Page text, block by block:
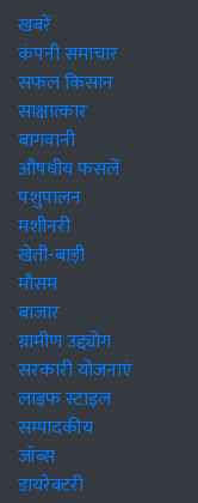
खबरें
कंपनी समाचार
सफल किसान
साक्षात्कार
बागवानी
औषधीय फसलें
पशुपालन
मशीनरी
खेती-बाड़ी
मौसम
बाजार
ग्रामीण उद्द्योग
सरकारी योजनाएं
लाइफ स्टाइल
सम्पादकीय
जॉब्स
डायरेक्टरी